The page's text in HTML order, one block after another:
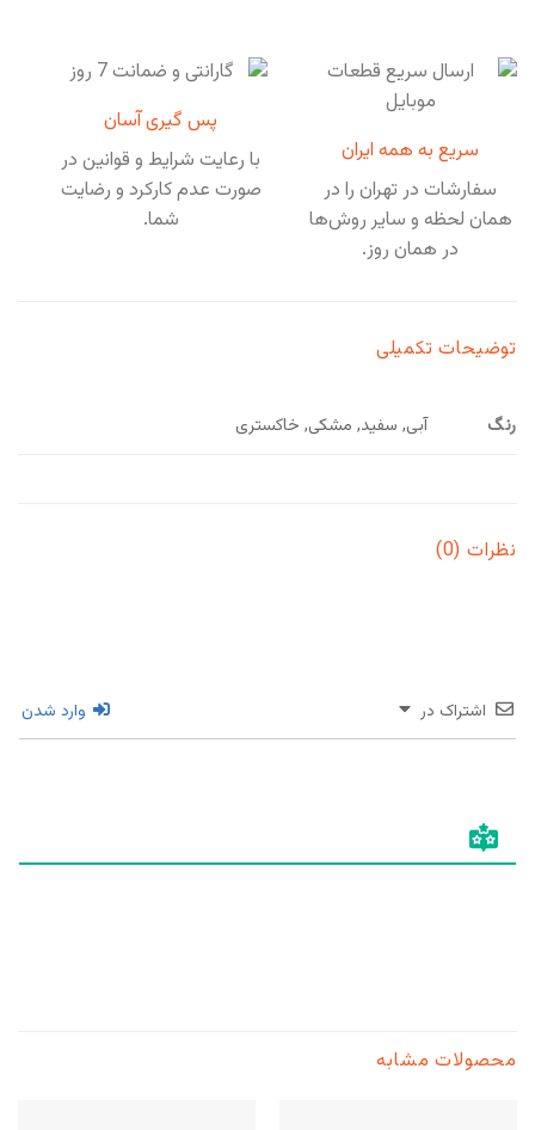
سریع به همه ایران
سفارشات در تهران را در
همان لحظه و سایر روش‌ها
در همان روز.
پس گیری آسان
با رعایت شرایط و قوانین در
صورت عدم کارکرد و رضایت
شما.
توضیحات تکمیلی
رنگ آبی, سفید, مشکی, خاکستری
نظرات (0)
اشتراک در وارد شدن
محصولات مشابه